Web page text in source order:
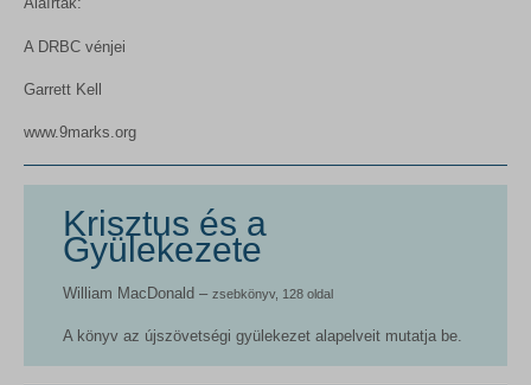
A DRBC vénjei
Garrett Kell
www.9marks.org
Krisztus és a
Gyülekezete
William MacDonald – zsebkönyv, 128 oldal
A könyv az újszövetségi gyülekezet alapelveit mutatja be.